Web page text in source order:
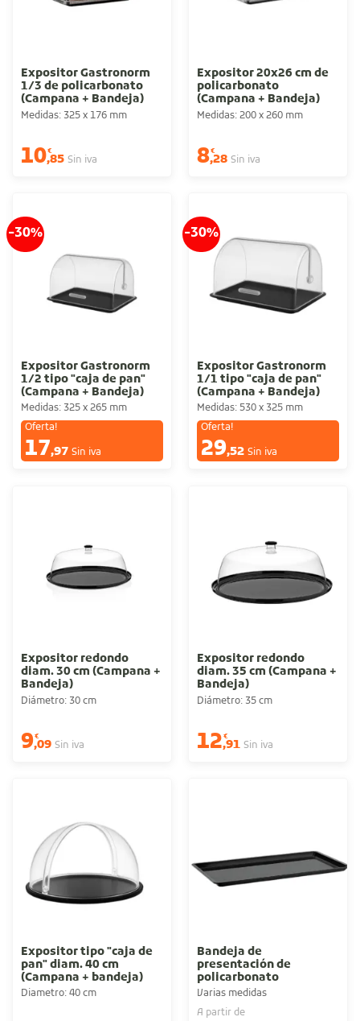
Expositor Gastronorm
1/3 de policarbonato
(Campana + Bandeja)
Medidas: 325 x 176 mm
10€
,85 Sin iva
Expositor 20x26 cm de
policarbonato
(Campana + Bandeja)
Medidas: 200 x 260 mm
8€
,28 Sin iva
-30%
Expositor Gastronorm
1/2 tipo "caja de pan"
(Campana + Bandeja)
Medidas: 325 x 265 mm
Oferta!
17,97 Sin iva
-30%
Expositor Gastronorm
1/1 tipo "caja de pan"
(Campana + Bandeja)
Medidas: 530 x 325 mm
Oferta!
29,52 Sin iva
Expositor redondo
diam. 30 cm (Campana +
Bandeja)
Diámetro: 30 cm
9€
,09 Sin iva
Expositor redondo
diam. 35 cm (Campana +
Bandeja)
Diámetro: 35 cm
12€
,91 Sin iva
Expositor tipo "caja de
pan" diam. 40 cm
(Campana + bandeja)
Diametro: 40 cm
Bandeja de
presentación de
policarbonato
Varias medidas
A partir de